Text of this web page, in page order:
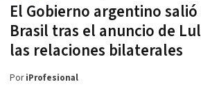
El Gobierno argentino
Brasil tras el anuncio de
las relaciones bilaterales
PoriProfesional